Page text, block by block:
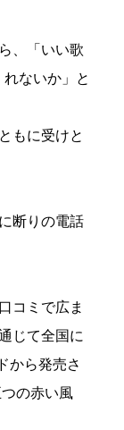
、「いい歌
ないか」と
もに受けと
断りの電話
コミで広ま
じて全国に
から発売さ
の赤い風